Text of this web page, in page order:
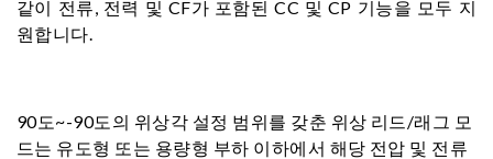
같이 전류, 전력 및 CF가 포함된 CC 및 CP 기능을 모두 지
원합니다.
90도~-90도의 위상각 설정 범위를 갖춘 위상 리드/래그 모
드는 유도형 또는 용량형 부하 이하에서 해당 전압 및 전류